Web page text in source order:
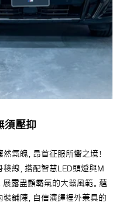
須壓抑
氣魄，昂首征服所嚮之境！
線，搭配智慧LED頭燈與M
展露盡顯霸氣的大器風範。蘊
鋪陳，自信演繹裡外兼具的